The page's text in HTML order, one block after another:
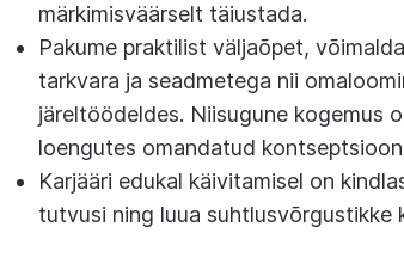
märkimisväärselt täiustada.
Pakume praktilist väljaõpet,
tarkvara ja seadmetega nii
järeltöödeldes. Niisugune kogemus
loengutes omandatud
Karjääri edukal käivitamisel on
tutvusi ning luua suhtlusvõrgustikke